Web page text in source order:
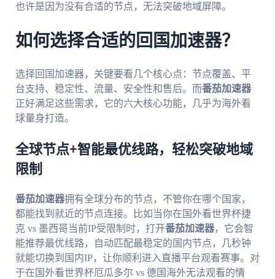
也许是因为没有合适的节点，无法突破地域屏障。
如何选择合适的回国加速器？
选择回国加速器，关键要看几个核心点：节点覆盖、平
台支持、稳定性、流量、安全性和售后。而番茄加速器
正好满足这些需求，它的六大核心功能，几乎为海外看
球量身打造。
全球节点+智能最优线路，轻松突破地域
限制
番茄加速器拥有全球分布的节点，不管你在哪个国家，
都能找到就近的节点连接。比如当你在国外看世界杯捷
克 vs 墨西哥当前IP受限制时，打开番茄加速器，它会智
能推荐最优线路，自动匹配最稳定的国内节点，几秒钟
就能切换到国内IP，让你顺利进入直播平台观看赛事。对
于在国外看世界杯厄瓜多尔 vs 德国海外无法观看的情